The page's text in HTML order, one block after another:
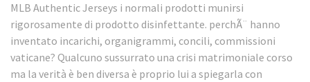
MLB Authentic Jerseys i normali prodotti munirsi
rigorosamente di prodotto disinfettante. perchÃ¨ hanno
inventato incarichi, organigrammi, concili, commissioni
vaticane? Qualcuno sussurrato una crisi matrimoniale corso
ma la verità è ben diversa è proprio lui a spiegarla con